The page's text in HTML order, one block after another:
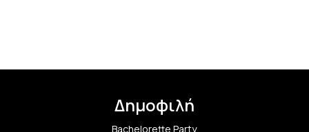
Δημοφιλή
Bachelorette Party